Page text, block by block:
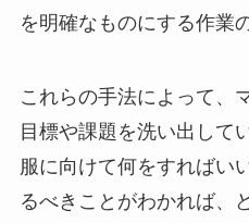
を明確なものにする作業
これらの手法によって、
目標や課題を洗い出して
服に向けて何をすればい
るべきことがわかれば、